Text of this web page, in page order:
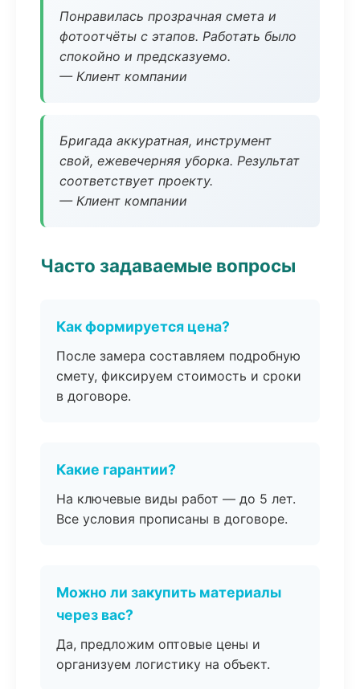
Понравилась прозрачная смета и
фотоотчёты с этапов. Работать было
спокойно и предсказуемо.
— Клиент компании
Бригада аккуратная, инструмент
свой, ежевечерняя уборка. Результат
соответствует проекту.
— Клиент компании
Часто задаваемые вопросы
Как формируется цена?
После замера составляем подробную
смету, фиксируем стоимость и сроки
в договоре.
Какие гарантии?
На ключевые виды работ — до 5 лет.
Все условия прописаны в договоре.
Можно ли закупить материалы
через вас?
Да, предложим оптовые цены и
организуем логистику на объект.